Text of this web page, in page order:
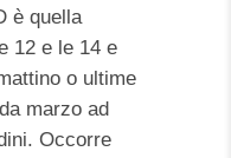
è quella
12 e le 14 e
o ultime
marzo ad
Occorre